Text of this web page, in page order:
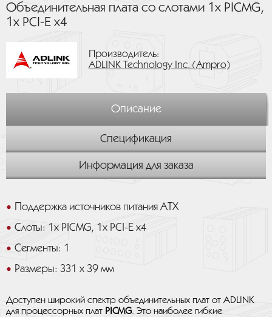
Объединительная плата со слотами 1х PICMG,
1х PCI-E x4
Производитель:
ADLINK Technology Inc. (Ampro)
Описание
Спецификация
Информация для заказа
Поддержка источников питания ATX
Слоты: 1х PICMG, 1х PCI-E x4
Сегменты: 1
Размеры: 331 x 39 мм
Доступен широкий спектр объединительных плат от ADLINK
для процессорных плат PICMG. Это наиболее гибкие